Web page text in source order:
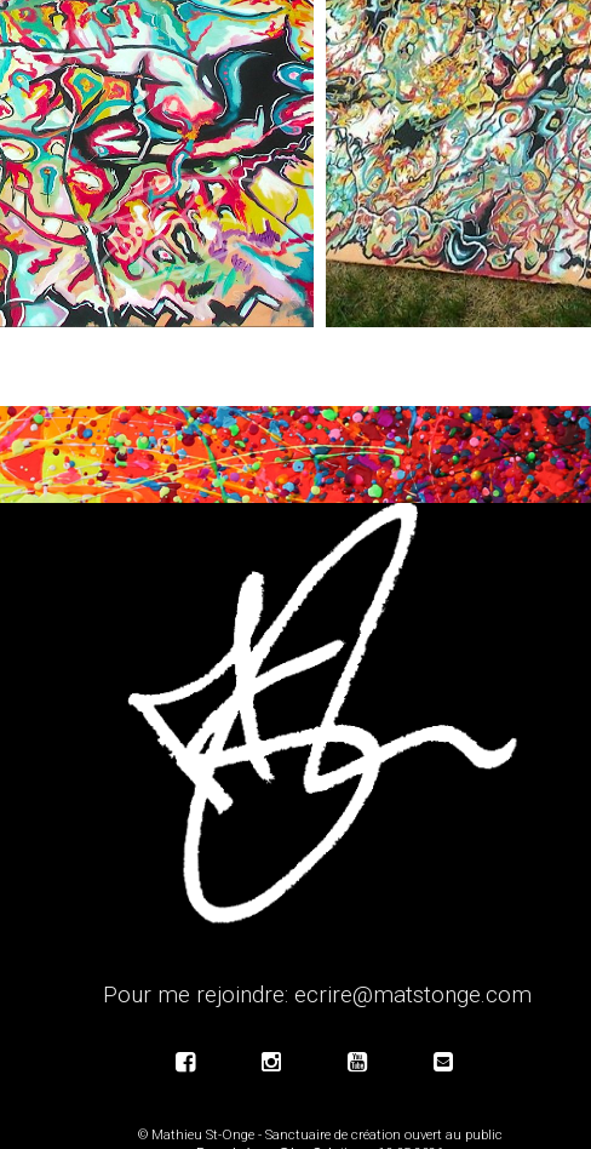
Pour me rejoindre: ecrire@matstonge.com
© Mathieu St-Onge - Sanctuaire de création ouvert au public